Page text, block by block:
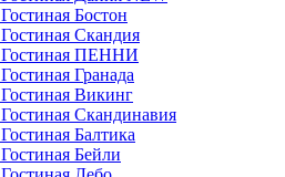
Гостиная Бостон
Гостиная Скандия
Гостиная ПЕННИ
Гостиная Гранада
Гостиная Викинг
Гостиная Скандинавия
Гостиная Балтика
Гостиная Бейли